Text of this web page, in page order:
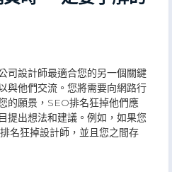
司設計師最適合您的另一個關鍵
與他們交流。您將需要向網路行
的願景，SEO排名狂掉他們應
提出想法和建議。例如，如果您
名狂掉設計師，並且您之間存